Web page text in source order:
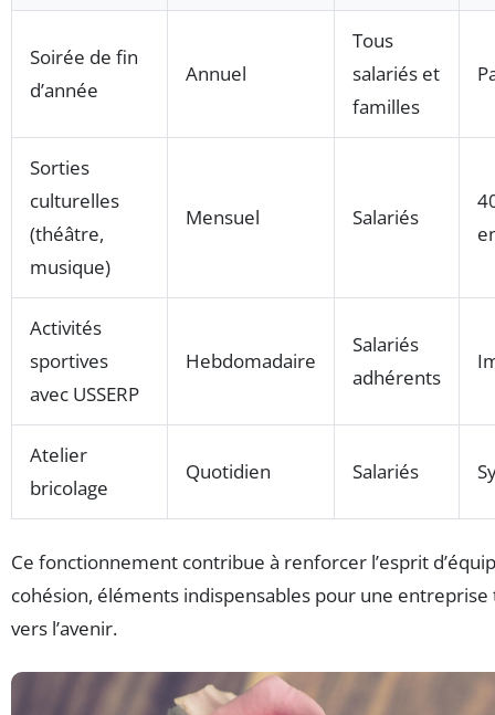
Soirée de fin
d’année
Annuel
Tous
salariés et
familles
Sorties
culturelles
(théâtre,
musique)
Mensuel Salariés
Activités
sportives
avec USSERP
Hebdomadaire
Salariés
adhérents
Atelier
bricolage
Quotidien Salariés
Ce fonctionnement contribue à renforcer l’esprit
cohésion, éléments indispensables pour une
vers l’avenir.